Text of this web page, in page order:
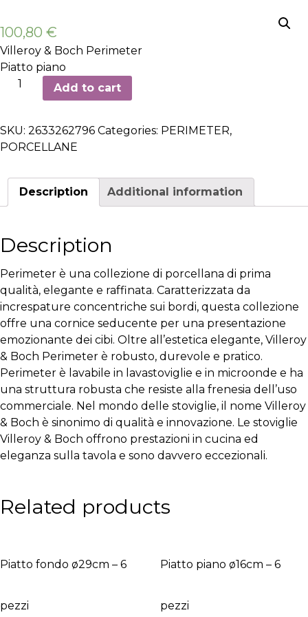
100,80 €
Villeroy & Boch Perimeter
Piatto piano
Piatto
ø18cm
-
pezzi
quantity
Add to cart
SKU: 2633262796 Categories: PERIMETER,
PORCELLANE
Description Additional information
Description
Perimeter è una collezione di porcellana di prima
qualità, elegante e raffinata. Caratterizzata da
increspature concentriche sui bordi, questa collezione
offre una cornice seducente per una presentazione
emozionante dei cibi. Oltre all’estetica elegante, Villeroy
& Boch Perimeter è robusto, durevole e pratico.
Perimeter è lavabile in lavastoviglie e in microonde e ha
una struttura robusta che resiste alla frenesia dell’uso
commerciale. Nel mondo delle stoviglie, il nome Villeroy
& Boch è sinonimo di qualità e innovazione. Le stoviglie
Villeroy & Boch offrono prestazioni in cucina ed
eleganza sulla tavola e sono davvero eccezionali.
Related products
Piatto fondo ø29cm – 6
pezzi
Piatto piano ø16cm – 6
pezzi